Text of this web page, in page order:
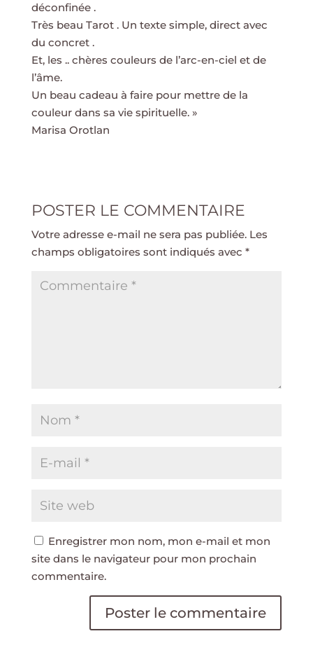
déconfinée .
Très beau Tarot . Un texte simple, direct avec
du concret .
Et, les .. chères couleurs de l’arc-en-ciel et de
l’âme.
Un beau cadeau à faire pour mettre de la
couleur dans sa vie spirituelle. »
Marisa Orotlan
POSTER LE COMMENTAIRE
Votre adresse e-mail ne sera pas publiée. Les
champs obligatoires sont indiqués avec *
Enregistrer mon nom, mon e-mail et mon
site dans le navigateur pour mon prochain
commentaire.